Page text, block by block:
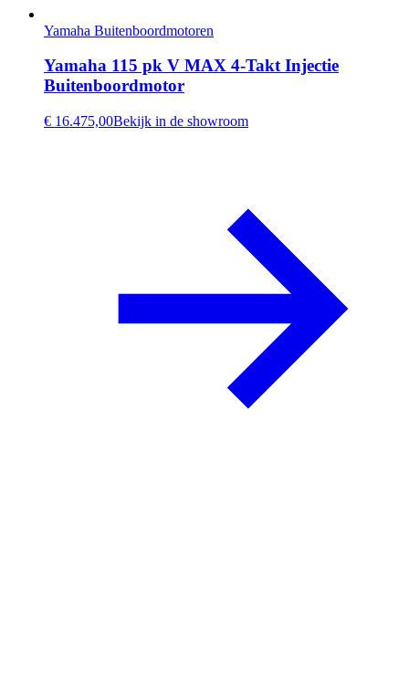
Yamaha Buitenboordmotoren
Yamaha 115 pk V MAX 4-Takt Injectie
Buitenboordmotor
€ 16.475,00Bekijk in de showroom